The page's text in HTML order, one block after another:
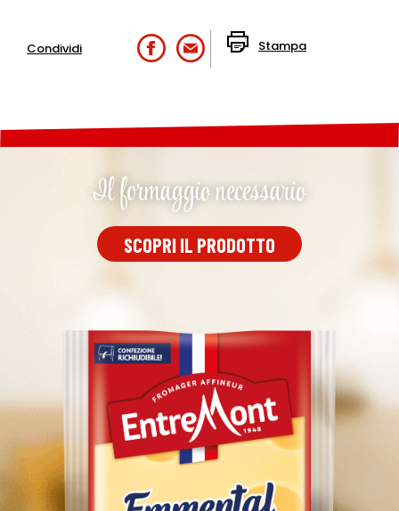
Il formaggio necessario
SCOPRI IL PRODOTTO
Condividi Stampa